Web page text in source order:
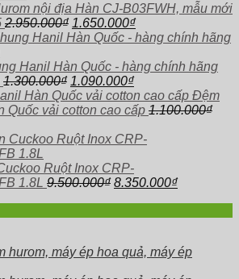
2.650.000₫.là:
nội địa Hàn CJ-B03FWH, mẫu mới
2.950.000₫ Giá
gốc
2.950.000₫.
1.650.000₫Giá
hiện
là:
Hanil Hàn Quốc - hàng chính hãng
1.300.000₫ Giá
gốc
là:
1.090.000₫Giá
hiện
tại
1.090.000₫.
Đệm
Quốc vải cotton cao cấp 1.100.000₫
Ruột Inox CRP-
1.8L 9.500.000₫ Giá
8.350.000₫Giá